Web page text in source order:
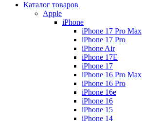
Каталог товаров
Apple
iPhone
iPhone 17 Pro Max
iPhone 17 Pro
iPhone Air
iPhone 17E
iPhone 17
iPhone 16 Pro Max
iPhone 16 Pro
iPhone 16e
iPhone 16
iPhone 15
iPhone 14